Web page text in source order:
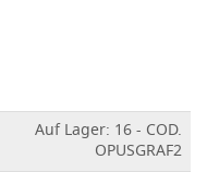
Auf Lager: 16 - COD.
OPUSGRAF2